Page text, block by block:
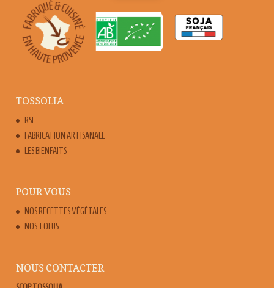
TOSSOLIA
RSE
FABRICATION ARTISANALE
LES BIENFAITS
POUR VOUS
NOS RECETTES VÉGÉTALES
NOS TOFUS
NOUS CONTACTER